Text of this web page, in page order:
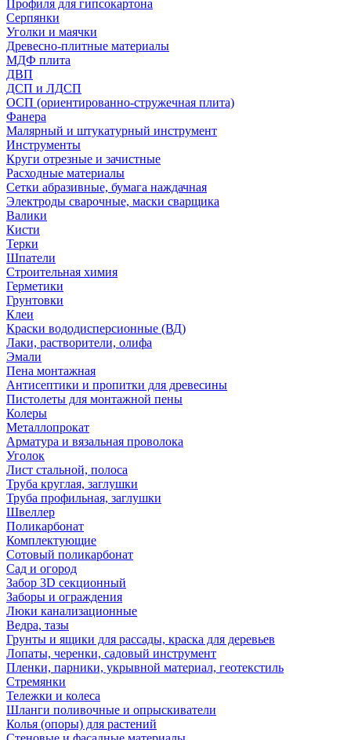
Профиля для гипсокартона
Серпянки
Уголки и маячки
Древесно-плитные материалы
МДФ плита
ДВП
ДСП и ЛДСП
ОСП (ориентированно-стружечная плита)
Фанера
Малярный и штукатурный инструмент
Инструменты
Круги отрезные и зачистные
Расходные материалы
Сетки абразивные, бумага наждачная
Электроды сварочные, маски сварщика
Валики
Кисти
Терки
Шпатели
Строительная химия
Герметики
Грунтовки
Клеи
Краски вододисперсионные (ВД)
Лаки, растворители, олифа
Эмали
Пена монтажная
Антисептики и пропитки для древесины
Пистолеты для монтажной пены
Колеры
Металлопрокат
Арматура и вязальная проволока
Уголок
Лист стальной, полоса
Труба круглая, заглушки
Труба профильная, заглушки
Швеллер
Поликарбонат
Комплектующие
Сотовый поликарбонат
Сад и огород
Забор 3D секционный
Заборы и ограждения
Люки канализационные
Ведра, тазы
Грунты и ящики для рассады, краска для деревьев
Лопаты, черенки, садовый инструмент
Пленки, парники, укрывной материал, геотекстиль
Стремянки
Тележки и колеса
Шланги поливочные и опрыскиватели
Колья (опоры) для растений